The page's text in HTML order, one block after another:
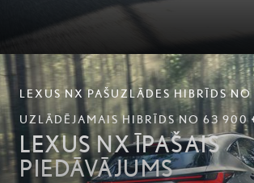
LEXUS NX PAŠUZLĀDES HIBRĪDS
UZLĀDĒJAMAIS HIBRĪDS NO 63 900
LEXUS NX ĪPAŠAIS
PIEDĀVĀJUMS